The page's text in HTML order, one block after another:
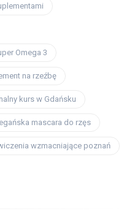
Omega 3
na rzeźbę
kurs w Gdańsku
mascara do rzęs
wzmacniające poznań